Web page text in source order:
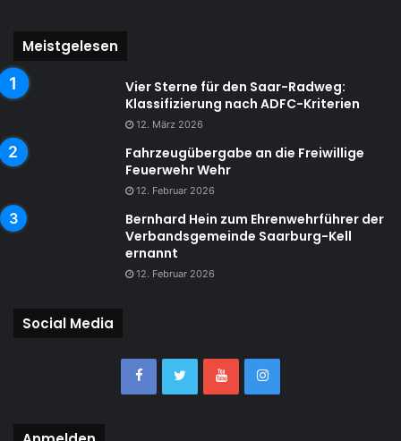
Meistgelesen
Vier Sterne für den Saar-Radweg:
Klassifizierung nach ADFC-Kriterien
12. März 2026
Fahrzeugübergabe an die Freiwillige
Feuerwehr Wehr
12. Februar 2026
Bernhard Hein zum Ehrenwehrführer der
Verbandsgemeinde Saarburg-Kell
ernannt
12. Februar 2026
Social Media